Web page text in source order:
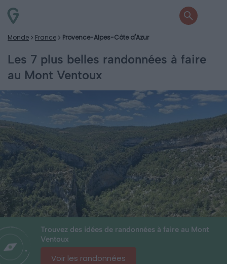
Monde France Provence-Alpes-Côte d'Azur
Les 7 plus belles randonnées à faire
au Mont Ventoux
Trouvez des idées de randonnées à faire au Mont
Ventoux
Voir les randonnées